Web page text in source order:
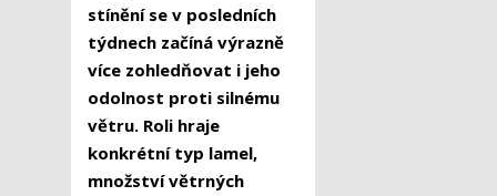
stínění se v posledních
týdnech začíná výrazně
více zohledňovat i jeho
odolnost proti silnému
větru. Roli hraje
konkrétní typ lamel,
množství větrných